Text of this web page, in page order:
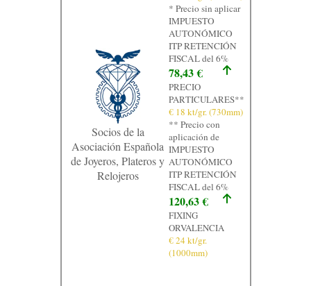
Socios de la
Asociación Española
de Joyeros, Plateros y
Relojeros
* Precio sin aplicar
IMPUESTO
AUTONÓMICO
ITP RETENCIÓN
FISCAL del 6%
78,43 €
PRECIO
PARTICULARES**
€ 18 kt/gr. (730mm)
** Precio con
aplicación de
IMPUESTO
AUTONÓMICO
ITP RETENCIÓN
FISCAL del 6%
120,63 €
FIXING
ORVALENCIA
€ 24 kt/gr.
(1000mm)